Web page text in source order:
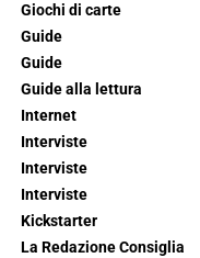
Giochi di carte
Guide
Guide
Guide alla lettura
Internet
Interviste
Interviste
Interviste
Kickstarter
La Redazione Consiglia